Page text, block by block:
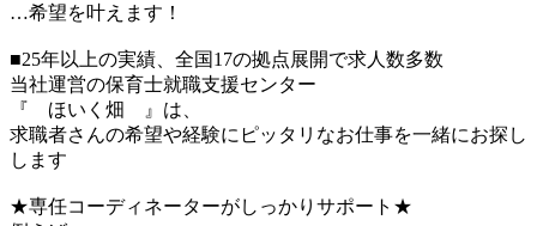
…希望を叶えます！
■25年以上の実績、全国17の拠点展開で求人数多数
当社運営の保育士就職支援センター
『 ほいく畑 』は、
求職者さんの希望や経験にピッタリなお仕事を一緒にお探し
します
★専任コーディネーターがしっかりサポート★